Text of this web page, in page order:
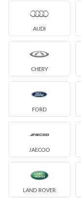
AUDI
CHERY
FORD
JAECOO
LAND ROVER